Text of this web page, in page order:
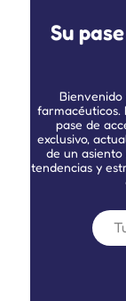
Su
Bienvenido
farmacéuticos.
pase de
exclusivo,
de un
tendencias y